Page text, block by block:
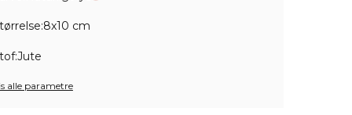
8x10 cm
Jute
alle parametre